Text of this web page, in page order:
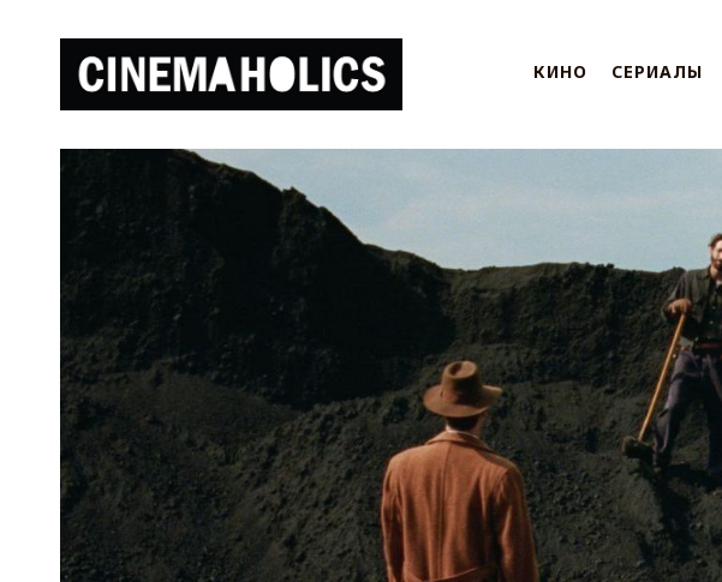
КИНО СЕРИАЛЫ
Детки